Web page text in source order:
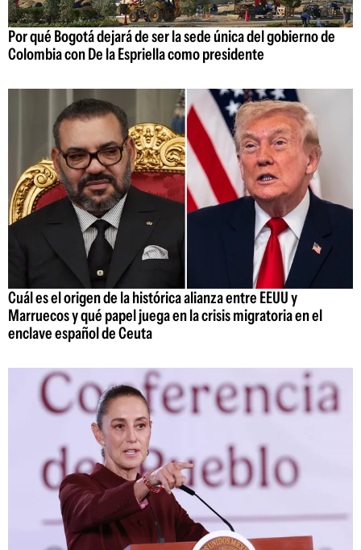
Por qué Bogotá dejará de ser la sede única del gobierno de
Colombia con De la Espriella como presidente
Cuál es el origen de la histórica alianza entre EEUU y
Marruecos y qué papel juega en la crisis migratoria en el
enclave español de Ceuta